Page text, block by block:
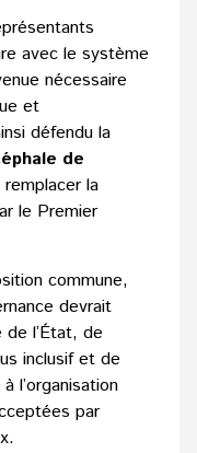
avec le système
nécessaire
et
défendu la
de
la
le Premier
commune,
devrait
l’État, de
inclusif et de
l’organisation
par